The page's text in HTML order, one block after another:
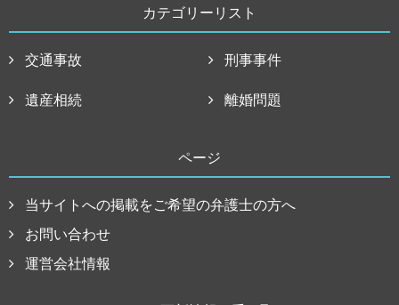
カテゴリーリスト
交通事故 刑事事件
遺産相続 離婚問題
ページ
当サイトへの掲載をご希望の弁護士の方へ
お問い合わせ
運営会社情報